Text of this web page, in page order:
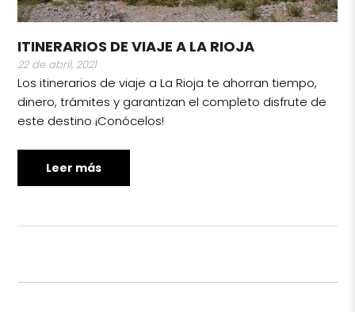
ITINERARIOS DE VIAJE A LA RIOJA
22 de abril, 2021
Los itinerarios de viaje a La Rioja te ahorran tiempo,
dinero, trámites y garantizan el completo disfrute de
este destino ¡Conócelos!
Leer más